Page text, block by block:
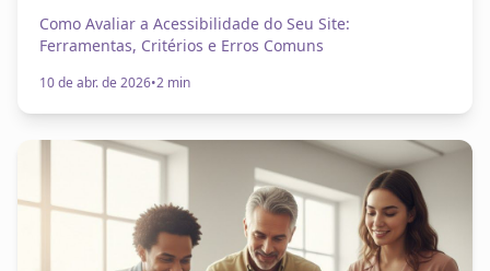
Como Avaliar a Acessibilidade do Seu Site:
Ferramentas, Critérios e Erros Comuns
10 de abr. de 2026•2 min